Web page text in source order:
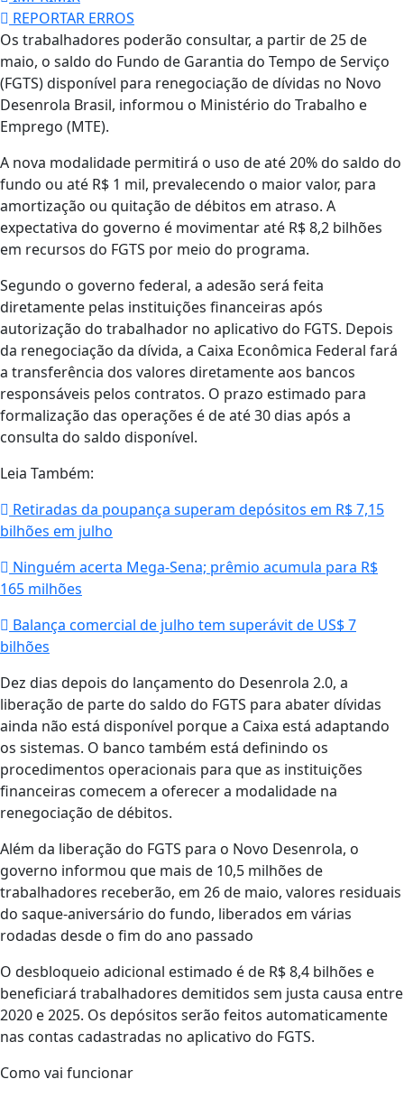
REPORTAR ERROS
Os trabalhadores poderão consultar, a partir de 25 de
maio, o saldo do Fundo de Garantia do Tempo de Serviço
(FGTS) disponível para renegociação de dívidas no Novo
Desenrola Brasil, informou o Ministério do Trabalho e
Emprego (MTE).
A nova modalidade permitirá o uso de até 20% do saldo do
fundo ou até R$ 1 mil, prevalecendo o maior valor, para
amortização ou quitação de débitos em atraso. A
expectativa do governo é movimentar até R$ 8,2 bilhões
em recursos do FGTS por meio do programa.
Segundo o governo federal, a adesão será feita
diretamente pelas instituições financeiras após
autorização do trabalhador no aplicativo do FGTS. Depois
da renegociação da dívida, a Caixa Econômica Federal fará
a transferência dos valores diretamente aos bancos
responsáveis pelos contratos. O prazo estimado para
formalização das operações é de até 30 dias após a
consulta do saldo disponível.
Leia Também:
Retiradas da poupança superam depósitos em R$ 7,15
bilhões em julho
Ninguém acerta Mega-Sena; prêmio acumula para R$
165 milhões
Balança comercial de julho tem superávit de US$ 7
bilhões
Dez dias depois do lançamento do Desenrola 2.0, a
liberação de parte do saldo do FGTS para abater dívidas
ainda não está disponível porque a Caixa está adaptando
os sistemas. O banco também está definindo os
procedimentos operacionais para que as instituições
financeiras comecem a oferecer a modalidade na
renegociação de débitos.
Além da liberação do FGTS para o Novo Desenrola, o
governo informou que mais de 10,5 milhões de
trabalhadores receberão, em 26 de maio, valores residuais
do saque-aniversário do fundo, liberados em várias
rodadas desde o fim do ano passado
O desbloqueio adicional estimado é de R$ 8,4 bilhões e
beneficiará trabalhadores demitidos sem justa causa entre
2020 e 2025. Os depósitos serão feitos automaticamente
nas contas cadastradas no aplicativo do FGTS.
Como vai funcionar